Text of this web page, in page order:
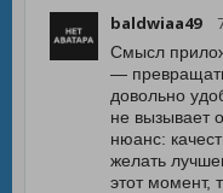
baldwiaa49
Смысл
—
довольно
не вызывает
нюанс:
желать
этот момент,